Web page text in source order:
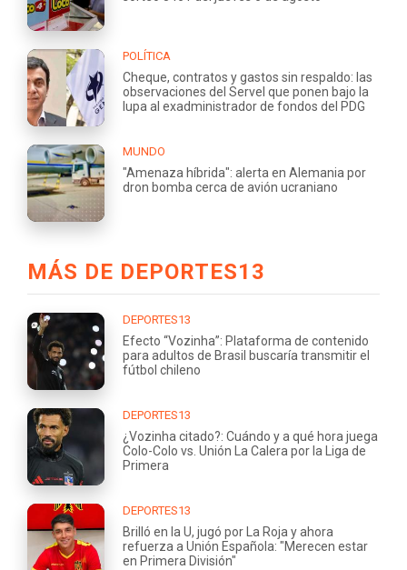
POLÍTICA
Cheque, contratos y gastos sin respaldo: las
observaciones del Servel que ponen bajo la
lupa al exadministrador de fondos del PDG
MUNDO
"Amenaza híbrida": alerta en Alemania por
dron bomba cerca de avión ucraniano
MÁS DE DEPORTES13
DEPORTES13
Efecto “Vozinha”: Plataforma de contenido
para adultos de Brasil buscaría transmitir el
fútbol chileno
DEPORTES13
¿Vozinha citado?: Cuándo y a qué hora juega
Colo-Colo vs. Unión La Calera por la Liga de
Primera
DEPORTES13
Brilló en la U, jugó por La Roja y ahora
refuerza a Unión Española: "Merecen estar
en Primera División"